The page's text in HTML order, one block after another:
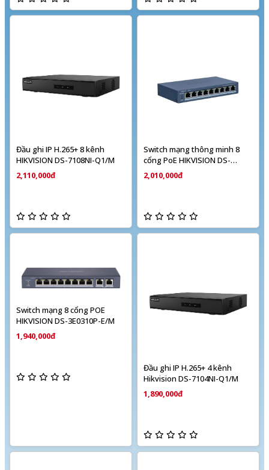
Đầu ghi IP H.265+ 8 kênh
HIKVISION DS-7108NI-Q1/M
2,110,000đ
Switch mạng thông minh 8
cổng PoE HIKVISION DS-
3E1309P-EI/M
2,010,000đ
Switch mạng 8 cổng POE
HIKVISION DS-3E0310P-E/M
1,940,000đ
Đầu ghi IP H.265+ 4 kênh
Hikvision DS-7104NI-Q1/M
1,890,000đ